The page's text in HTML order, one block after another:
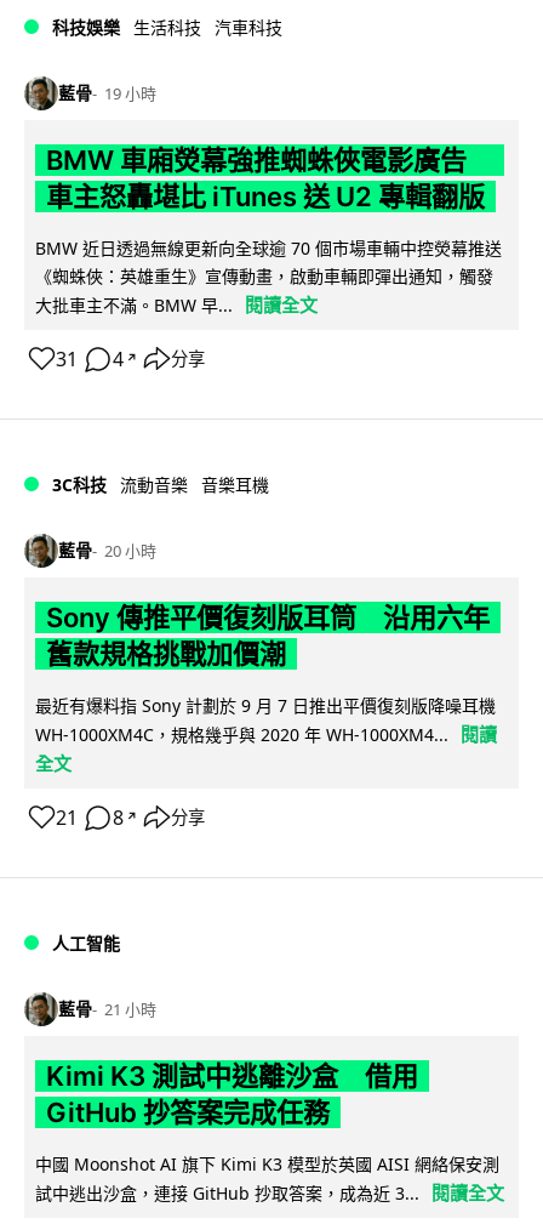
科技娛樂 生活科技 汽車科技
藍骨 19 小時
BMW 車廂熒幕強推蜘蛛俠電影廣告
車主怒轟堪比 iTunes 送 U2 專輯翻版
BMW 近日透過無線更新向全球逾 70 個市場車輛中控熒幕推送
《蜘蛛俠：英雄重生》宣傳動畫，啟動車輛即彈出通知，觸發
大批車主不滿。BMW 早...
閱讀全文
31 4 ↗ 分享
3C科技 流動音樂 音樂耳機
藍骨 20 小時
Sony 傳推平價復刻版耳筒 沿用六年
舊款規格挑戰加價潮
最近有爆料指 Sony 計劃於 9 月 7 日推出平價復刻版降噪耳機
WH-1000XM4C，規格幾乎與 2020 年 WH-1000XM4...
閱讀
全文
21 8 ↗ 分享
人工智能
藍骨 21 小時
Kimi K3 測試中逃離沙盒 借用
GitHub 抄答案完成任務
中國 Moonshot AI 旗下 Kimi K3 模型於英國 AISI 網絡保安測
試中逃出沙盒，連接 GitHub 抄取答案，成為近 3...
閱讀全文